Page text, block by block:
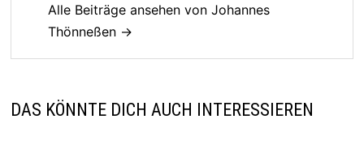
Alle Beiträge ansehen von Johannes
Thönneßen →
DAS KÖNNTE DICH AUCH INTERESSIEREN